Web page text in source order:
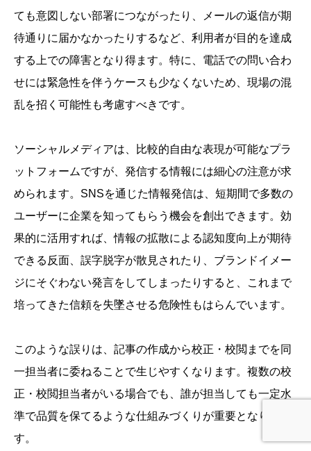
ても意図しない部署につながったり、メールの返信が期
待通りに届かなかったりするなど、利用者が目的を達成
する上での障害となり得ます。特に、電話での問い合わ
せには緊急性を伴うケースも少なくないため、現場の混
乱を招く可能性も考慮すべきです。
ソーシャルメディアは、比較的自由な表現が可能なプラ
ットフォームですが、発信する情報には細心の注意が求
められます。SNSを通じた情報発信は、短期間で多数の
ユーザーに企業を知ってもらう機会を創出できます。効
果的に活用すれば、情報の拡散による認知度向上が期待
できる反面、誤字脱字が散見されたり、ブランドイメー
ジにそぐわない発言をしてしまったりすると、これまで
培ってきた信頼を失墜させる危険性もはらんでいます。
このような誤りは、記事の作成から校正・校閲までを同
一担当者に委ねることで生じやすくなります。複数の校
正・校閲担当者がいる場合でも、誰が担当しても一定水
準で品質を保てるような仕組みづくりが重要となりま
す。